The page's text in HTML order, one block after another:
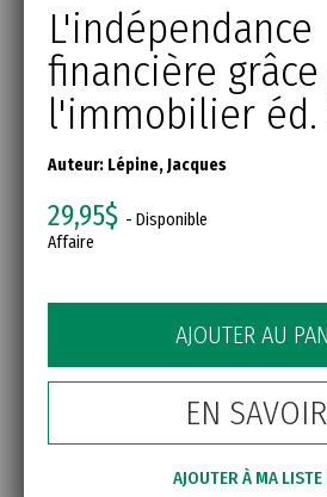
L'indépendance
financière
l'immobilier éd.
Auteur: Lépine, Jacques
29,95$ - Disponible
Affaire
AJOUTER AU
EN
AJOUTER À MA